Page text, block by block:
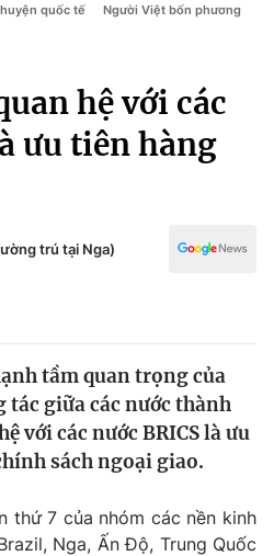
quốc tế Người Việt bốn phương
hệ với các
ưu tiên hàng
trú tại Nga)
tầm quan trọng của
tác giữa các nước thành
với các nước BRICS là ưu
sách ngoại giao.
thứ 7 của nhóm các nền kinh
Nga, Ấn Độ, Trung Quốc